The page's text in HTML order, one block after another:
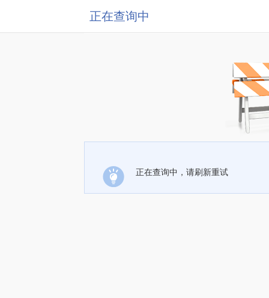
正在查询中
正在查询中，请刷新重试